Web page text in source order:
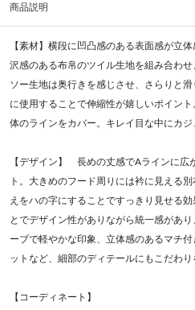
商品説明
【素材】横段に凹凸感のある表面感が立
沢感のある布帛のツイル生地を組み合わ
ソー生地は奥行きを感じさせ、さらりと
に使用することで伸縮性が嬉しいポイン
体のラインをカバー。キレイ目な中にカジ
【デザイン】 長めの丈感でAラインに広
ト。大きめのフード周りには衿に見える
えをハの字にすることですっきり見せる
とでデザイン性がありながら統一感があ
ーブで軽やかな印象、立体感のあるマチ
ットなど、細部のディテールにもこだわり
【コーディネート】